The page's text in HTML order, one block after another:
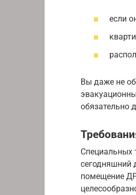
если
Вы даже не
обязательно
Специальных
сегодняшний
помещение